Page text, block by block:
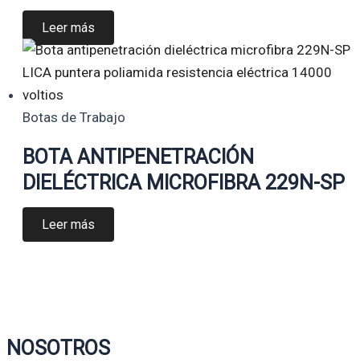
Leer más
Botas de Trabajo
BOTA ANTIPENETRACIÓN
DIELÉCTRICA MICROFIBRA 229N-SP
Leer más
NOSOTROS